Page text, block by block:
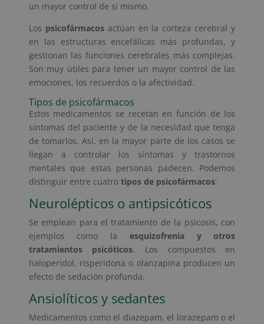
un mayor control de sí mismo.
Los psicofármacosactúan en la corteza cerebral y
en las estructuras encefálicas más profundas, y
gestionan las funciones cerebrales más complejas.
Son muy útiles para tener un mayor control de las
emociones, los recuerdos o la afectividad.
Tipos de psicofármacos
Estos medicamentos se recetan en función de los
síntomas del paciente y de la necesidad que tenga
de tomarlos. Así, en la mayor parte de los casos se
llegan a controlar los síntomas y trastornos
mentales que estas personas padecen. Podemos
distinguir entre cuatro tipos de psicofármacos:
Neurolépticos o antipsicóticos
Se emplean para el tratamiento de la psicosis, con
ejemplos como la esquizofrenia y otros
tratamientos psicóticos. Los compuestos en
haloperidol, risperidona o olanzapina producen un
efecto de sedación profunda.
Ansiolíticos y sedantes
Medicamentos como el diazepam, el lorazepam o el